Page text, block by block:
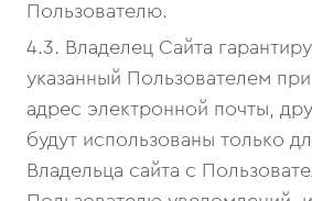
Пользователю.
4.3. Владелец Сайта
указанный Пользователем
адрес электронной почты,
будут использованы только
Владельца сайта с